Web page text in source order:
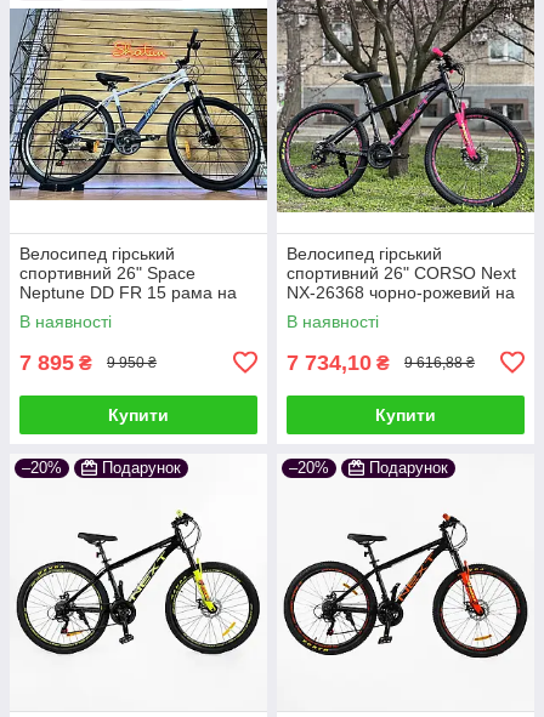
Велосипед гірський
спортивний 26" Space
Neptune DD FR 15 рама на
зріст 145-160 см біло-синій
В наявності
7 895 ₴ 9 950 ₴
Купити
Велосипед гірський
спортивний 26" CORSO Next
NX-26368 чорно-рожевий на
рост 145-160 cм
В наявності
7 734,10 ₴ 9 616,88 ₴
Купити
–20% Подарунок –20% Подарунок